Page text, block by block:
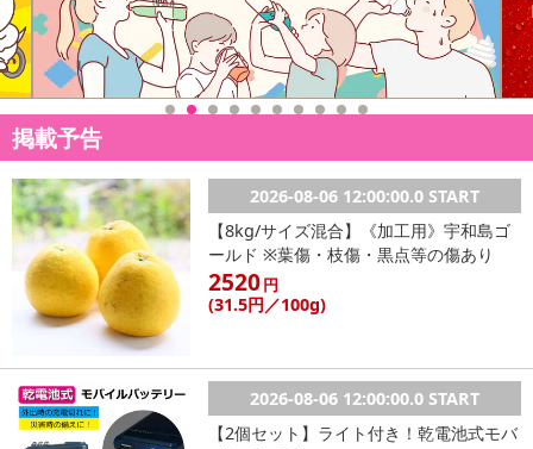
不在票にてご対応ください。
※発送予定日は前後する場合がございます。また商品によって発送
日が異なります。
※dショッピングサンプル百貨店よりお届けする商品は、ご利用いた
だいた後のご感想をいただくことを目的としており、転売等は固く
禁じます。
転売等、目的以外での利用が確認された場合は、サービス利用を停
止させていただきます。
【配送伝票番号について】
※こちらの商品については商品の発送完了後、
配送伝票番号がマイページに表示されない場合もございます。予
めご了承ください。
発送日カレンダー
掲載予告
2026-08-06 12:00:00.0 START
ールド ※葉傷・枝傷・黒点等の傷あり
2520円
(31.5円／100g)